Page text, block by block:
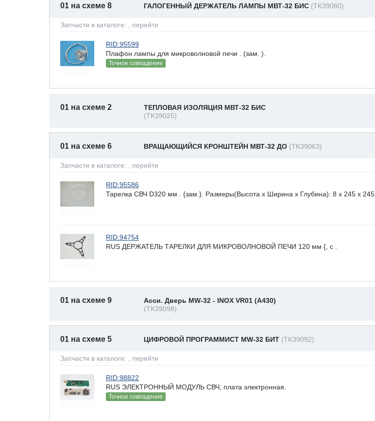
01 на схеме 8 ГАЛОГЕННЫЙ ДЕРЖАТЕЛЬ ЛАМПЫ МВТ-32 БИС (TK39080)
Запчасти в каталоге: , перейти
RID:95599
Плафон лампы для микроволновой печи . (зам. ).
Точное совпадение
01 на схеме 2
ТЕПЛОВАЯ ИЗОЛЯЦИЯ МВТ-32 БИС
(TK39025)
01 на схеме 6 ВРАЩАЮЩИЙСЯ КРОНШТЕЙН МВТ-32 ДО (TK39063)
Запчасти в каталоге: , перейти
RID:95586
Тарелка СВЧ D320 мм . {зам.}. Размеры(Высота х Ширина х Глубина): 8 x 245 х 245.
RID:94754
RUS ДЕРЖАТЕЛЬ ТАРЕЛКИ ДЛЯ МИКРОВОЛНОВОЙ ПЕЧИ 120 мм {, с .
01 на схеме 9
Асси. Дверь MW-32 - INOX VR01 (A430)
(TK39098)
01 на схеме 5 ЦИФРОВОЙ ПРОГРАММИСТ MW-32 БИТ (TK39092)
Запчасти в каталоге: , перейти
RID:98822
RUS ЭЛЕКТРОННЫЙ МОДУЛЬ СВЧ, плата электронная.
Точное совпадение